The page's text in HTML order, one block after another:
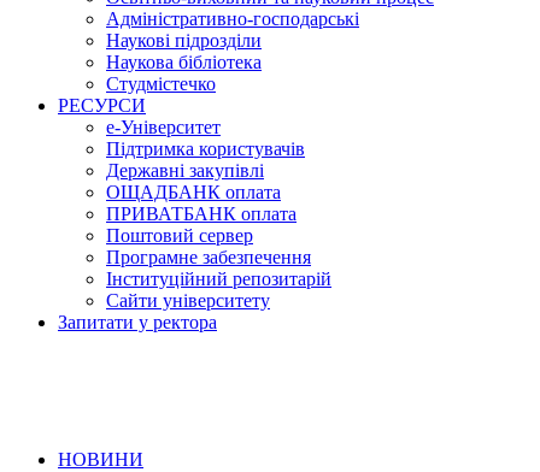
Адміністративно-господарські
Наукові підрозділи
Наукова бібліотека
Студмістечко
РЕСУРСИ
е-Університет
Підтримка користувачів
Державні закупівлі
ОЩАДБАНК оплата
ПРИВАТБАНК оплата
Поштовий сервер
Програмне забезпечення
Інституційний репозитарій
Сайти університету
Запитати у ректора
НОВИНИ